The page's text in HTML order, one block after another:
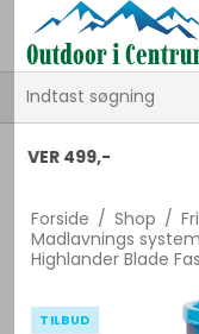
Forside / Shop /
Madlavnings
Highlander Blade
TILBUD